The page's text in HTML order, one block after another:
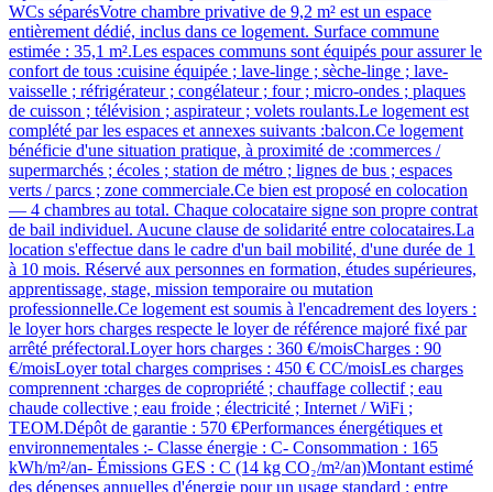
WCs séparésVotre chambre privative de 9,2 m² est un espace
entièrement dédié, inclus dans ce logement. Surface commune
estimée : 35,1 m².Les espaces communs sont équipés pour assurer le
confort de tous :cuisine équipée ; lave-linge ; sèche-linge ; lave-
vaisselle ; réfrigérateur ; congélateur ; four ; micro-ondes ; plaques
de cuisson ; télévision ; aspirateur ; volets roulants.Le logement est
complété par les espaces et annexes suivants :balcon.Ce logement
bénéficie d'une situation pratique, à proximité de :commerces /
supermarchés ; écoles ; station de métro ; lignes de bus ; espaces
verts / parcs ; zone commerciale.Ce bien est proposé en colocation
— 4 chambres au total. Chaque colocataire signe son propre contrat
de bail individuel. Aucune clause de solidarité entre colocataires.La
location s'effectue dans le cadre d'un bail mobilité, d'une durée de 1
à 10 mois. Réservé aux personnes en formation, études supérieures,
apprentissage, stage, mission temporaire ou mutation
professionnelle.Ce logement est soumis à l'encadrement des loyers :
le loyer hors charges respecte le loyer de référence majoré fixé par
arrêté préfectoral.Loyer hors charges : 360 €/moisCharges : 90
€/moisLoyer total charges comprises : 450 € CC/moisLes charges
comprennent :charges de copropriété ; chauffage collectif ; eau
chaude collective ; eau froide ; électricité ; Internet / WiFi ;
TEOM.Dépôt de garantie : 570 €Performances énergétiques et
environnementales :- Classe énergie : C- Consommation : 165
kWh/m²/an- Émissions GES : C (14 kg CO₂/m²/an)Montant estimé
des dépenses annuelles d'énergie pour un usage standard : entre